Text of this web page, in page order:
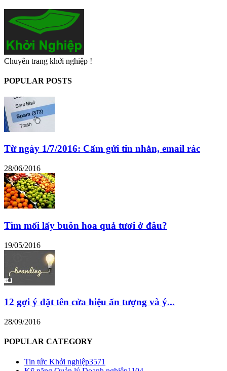
Chuyên trang khởi nghiệp !
POPULAR POSTS
Từ ngày 1/7/2016: Cấm gửi tin nhắn, email rác
28/06/2016
Tìm mối lấy buôn hoa quả tươi ở đâu?
19/05/2016
12 gợi ý đặt tên cửa hiệu ấn tượng và ý...
28/09/2016
POPULAR CATEGORY
Tin tức Khởi nghiệp3571